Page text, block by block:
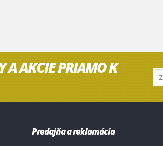
A AKCIE PRIAMO K
Predajňa a reklamácia